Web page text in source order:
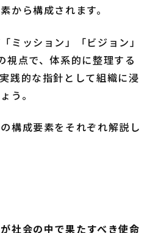
から構成されます。
ミッション」「ビジョン」
視点で、体系的に整理する
践的な指針として組織に浸
う。
構成要素をそれぞれ解説し
社会の中で果たすべき使命